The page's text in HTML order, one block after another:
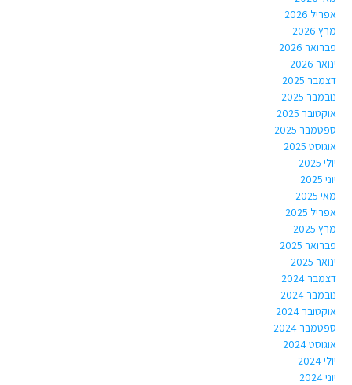
אפריל 2026
מרץ 2026
פברואר 2026
ינואר 2026
דצמבר 2025
נובמבר 2025
אוקטובר 2025
ספטמבר 2025
אוגוסט 2025
יולי 2025
יוני 2025
מאי 2025
אפריל 2025
מרץ 2025
פברואר 2025
ינואר 2025
דצמבר 2024
נובמבר 2024
אוקטובר 2024
ספטמבר 2024
אוגוסט 2024
יולי 2024
יוני 2024